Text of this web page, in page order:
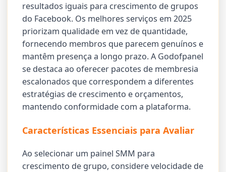
resultados iguais para crescimento de grupos
do Facebook. Os melhores serviços em 2025
priorizam qualidade em vez de quantidade,
fornecendo membros que parecem genuínos e
mantêm presença a longo prazo. A Godofpanel
se destaca ao oferecer pacotes de membresia
escalonados que correspondem a diferentes
estratégias de crescimento e orçamentos,
mantendo conformidade com a plataforma.
Características Essenciais para Avaliar
Ao selecionar um painel SMM para
crescimento de grupo, considere velocidade de